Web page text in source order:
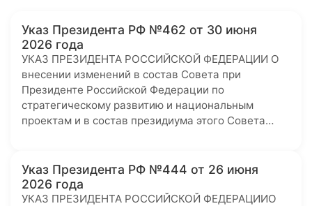
Указ Президента РФ №462 от 30 июня
2026 года
УКАЗ ПРЕЗИДЕНТА РОССИЙСКОЙ ФЕДЕРАЦИИ О
внесении изменений в состав Совета при
Президенте Российской Федерации по
стратегическому развитию и национальным
проектам и в состав президиума этого Совета…
Указ Президента РФ №444 от 26 июня
2026 года
УКАЗ ПРЕЗИДЕНТА РОССИЙСКОЙ ФЕДЕРАЦИИО